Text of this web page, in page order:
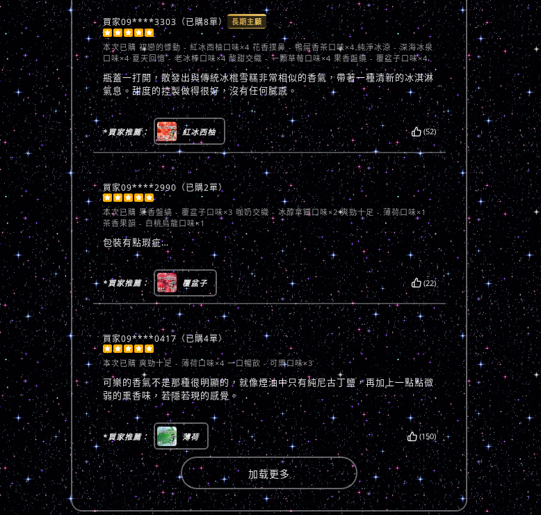
買家09****3303（已購8單） 長期主顧
    
本次已購 初戀的悸動 - 紅冰西柚口味×4 花香撲鼻 - 鴨屎香茶口味×4 純淨冰涼 - 深海冰泉
口味×4 夏天回憶 - 老冰棒口味×4 酸甜交織 - 一顆草莓口味×4 果香盤繞 - 覆盆子口味×4
瓶蓋一打開，散發出與傳統冰棍雪糕非常相似的香氣，帶著一種清新的冰淇淋
氣息。甜度的控製做得很好，沒有任何膩感。
*買家推薦： 紅冰西柚 (52)
買家09****2990（已購2單）
    
本次已購 果香盤繞 - 覆盆子口味×3 咖奶交織 - 冰醇拿鐵口味×2 爽勁十足 - 薄荷口味×1
茶香果韻 - 白桃烏龍口味×1
包裝有點瑕疵…
*買家推薦： 覆盆子 (22)
買家09****0417（已購4單）
    
本次已購爽勁十足 - 薄荷口味×4 一口暢飲 - 可樂口味×3
可樂的香氣不是那種很明顯的，就像煙油中只有純尼古丁鹽，再加上一點點微
弱的熏香味，若隱若現的感覺。
*買家推薦： 薄荷 (150)
加载更多